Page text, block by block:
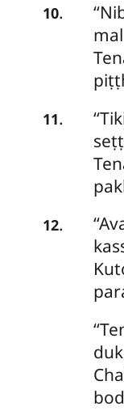
10.
11.
12.